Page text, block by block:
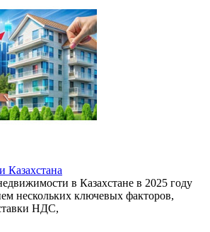
Казахстана
в Казахстане в 2025 году
нескольких ключевых факторов,
НДС,